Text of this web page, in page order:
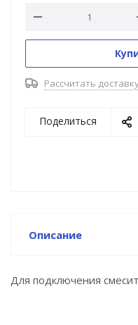
Рассчитать
Поделиться
Описание
Для подключения